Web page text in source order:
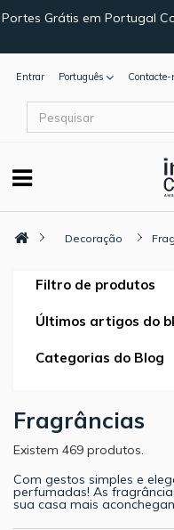
Portes Grátis em Portugal
Entrar Português Contacte-
Decoração
Filtro de produtos
Últimos artigos do
Categorias do Blog
Fragrâncias
Existem 469 produtos.
Com gestos simples e
perfumadas! As
sua casa mais